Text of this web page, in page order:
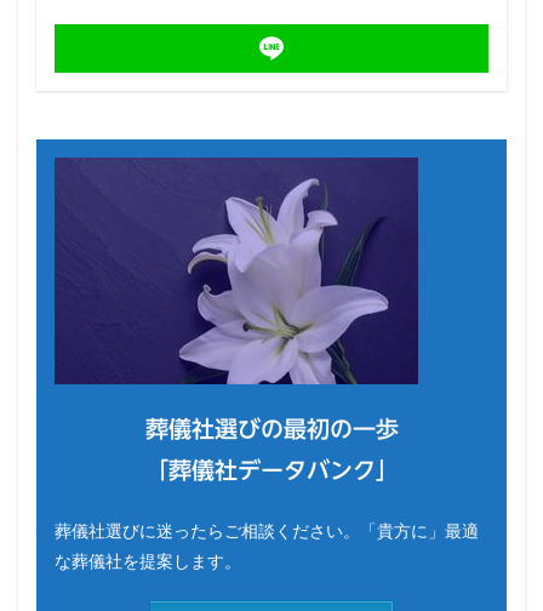
葬儀社選びの最初の一歩
「葬儀社データバンク」
葬儀社選びに迷ったらご相談ください。「貴方に」最適
な葬儀社を提案します。